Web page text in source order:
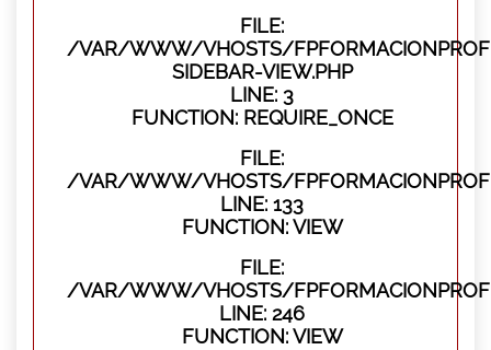
FILE:
/VAR/WWW/VHOSTS/
SIDEBAR-VIEW.PHP
LINE: 3
FUNCTION: REQUIRE_ONCE
FILE:
/VAR/WWW/VHOSTS/
LINE: 133
FUNCTION: VIEW
FILE:
/VAR/WWW/VHOSTS/
LINE: 246
FUNCTION: VIEW